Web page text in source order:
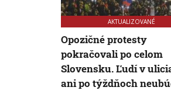
AKTUALIZOVANÉ
Opozičné protesty
pokračovali po celom
Slovensku. Ľudí v
ani po týždňoch